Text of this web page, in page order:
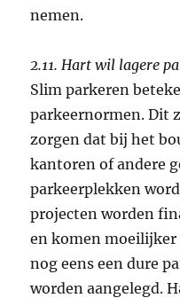
nemen.
2.11. Hart wil lagere
Slim parkeren
parkeernormen. Dit
zorgen dat bij het
kantoren of andere
parkeerplekken
projecten worden
en komen moeilijker
nog eens een dure
worden aangelegd.